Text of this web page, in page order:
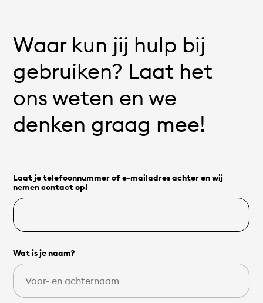
Waar kun jij hulp bij
gebruiken? Laat het
ons weten en we
denken graag mee!
Laat je telefoonnummer of e-mailadres achter en wij
nemen contact op!
Wat is je naam?